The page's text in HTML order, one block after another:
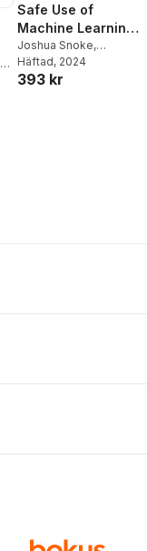
Safe Use of
Machine Learning
for Air Force
Human Resource
Management
Joshua Snoke,
Matthew Walsh
Williams,
Häftad, 2024
393 kr